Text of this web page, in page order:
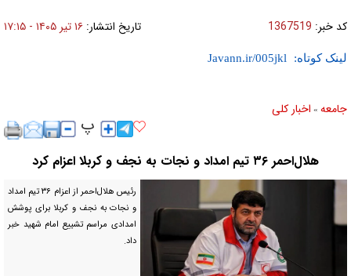
کد خبر: 1367519 تاریخ انتشار: ۱۶ تير ۱۴۰۵ - ۱۷:۱۵
لینک کوتاه:
جامعه » اخبار كلی
هلال‌احمر ۳۶ تیم امداد و نجات به نجف و کربلا اعزام کرد
رئیس هلال‌احمر از اعزام ۳۶ تیم امداد
و نجات به نجف و کربلا برای پوشش
امدادی مراسم تشییع امام شهید خبر
داد.